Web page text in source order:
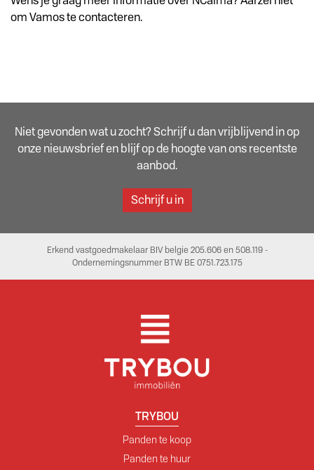
om Vamos te contacteren.
Niet gevonden wat u zocht? Schrijf u dan vrijblijvend in op
onze nieuwsbrief en blijf op de hoogte van ons recentste
aanbod.
Schrijf u in
Erkend vastgoedmakelaar BIV belgie 205.606 en 508.119 -
Ondernemingsnummer BTW BE 0751.723.175
TRYBOU
Panden te koop
Panden te huur